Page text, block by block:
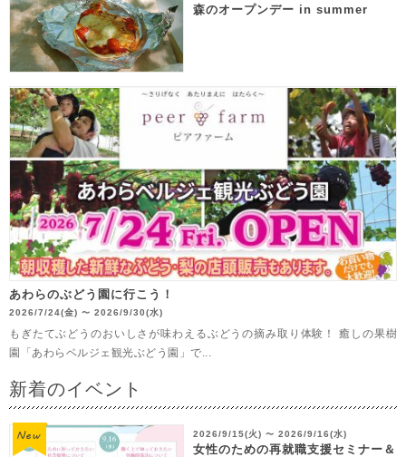
森のオープンデー in summer
あわらのぶどう園に行こう！
2026/7/24(金) 〜 2026/9/30(水)
もぎたてぶどうのおいしさが味わえるぶどうの摘み取り体験！ 癒しの果樹
園「あわらベルジェ観光ぶどう園」で...
新着のイベント
2026/9/15(火) 〜 2026/9/16(水)
女性のための再就職支援セミナー＆